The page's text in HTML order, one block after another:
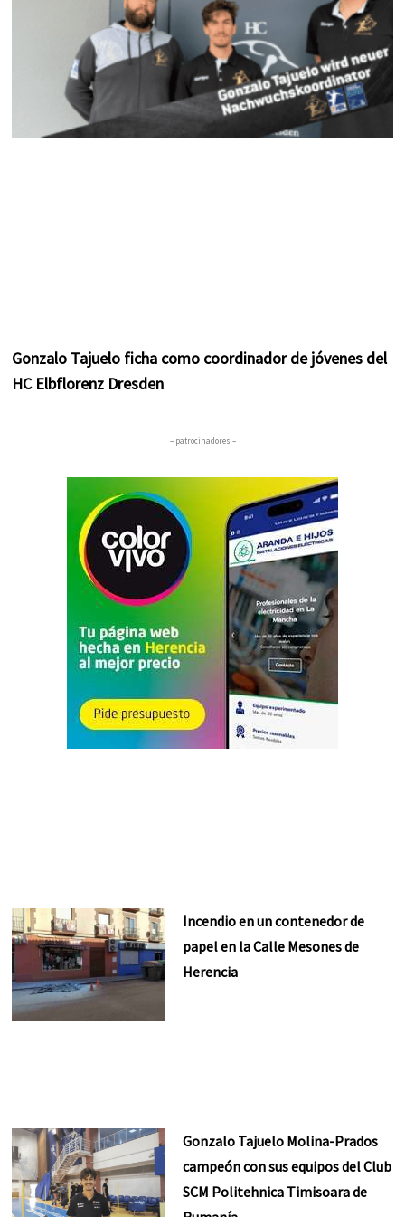
Gonzalo Tajuelo ficha como coordinador de jóvenes del
HC Elbflorenz Dresden
– patrocinadores –
Incendio en un contenedor de
papel en la Calle Mesones de
Herencia
Gonzalo Tajuelo Molina-Prados
campeón con sus equipos del Club
SCM Politehnica Timisoara de